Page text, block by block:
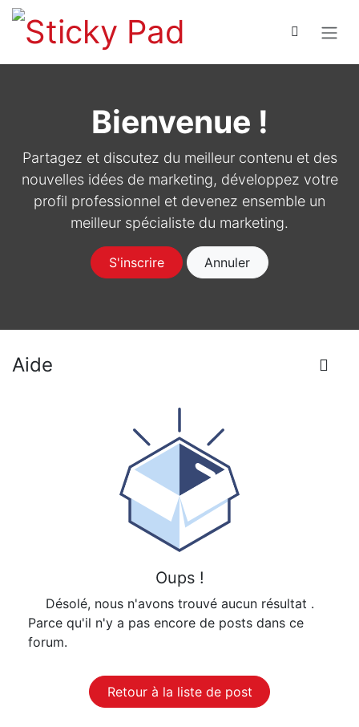
Se rendre au contenu
Bienvenue !
Partagez et discutez du meilleur contenu et des
nouvelles idées de marketing, développez votre
profil professionnel et devenez ensemble un
meilleur spécialiste du marketing.
S'inscrire Annuler
Aide
Oups !
Désolé, nous n'avons trouvé aucun résultat .
Parce qu'il n'y a pas encore de posts dans ce
forum.
Retour à la liste de post